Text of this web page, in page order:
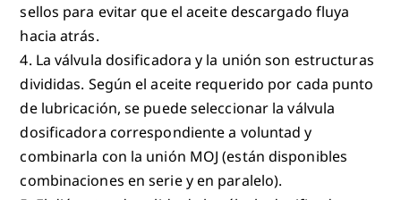
sellos para evitar que el aceite descargado fluya
hacia atrás.
4. La válvula dosificadora y la unión son estructuras
divididas. Según el aceite requerido por cada punto
de lubricación, se puede seleccionar la válvula
dosificadora correspondiente a voluntad y
combinarla con la unión MOJ (están disponibles
combinaciones en serie y en paralelo).